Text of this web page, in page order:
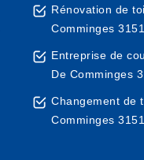
Rénovation de
Comminges
Entreprise de
De Comminges
Changement de
Comminges